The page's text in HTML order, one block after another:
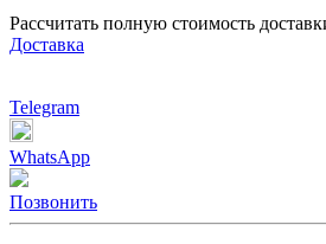
Рассчитать полную стоимость
Доставка
Telegram
WhatsApp
Позвонить